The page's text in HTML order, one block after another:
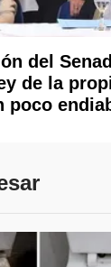
del
de la
poco